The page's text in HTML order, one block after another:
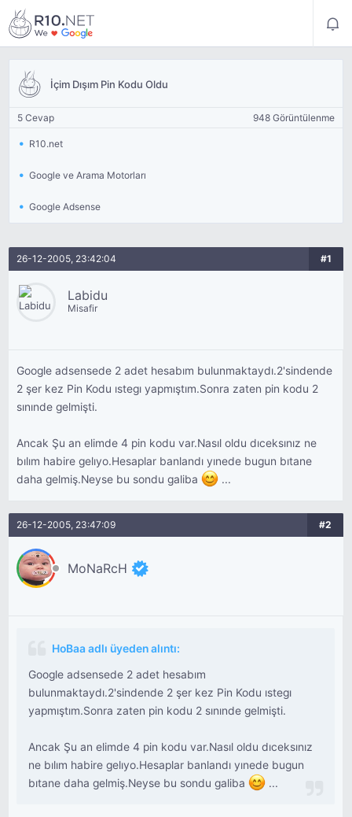
İçim Dışım Pin Kodu Oldu
5 Cevap 948 Görüntülenme
R10.net
Google ve Arama Motorları
Google Adsense
26-12-2005, 23:42:04 #1
Labidu
Misafir
Google adsensede 2 adet hesabım bulunmaktaydı.2'sindende
2 şer kez Pin Kodu ıstegı yapmıştım.Sonra zaten pin kodu 2
sınınde gelmişti.
Ancak Şu an elimde 4 pin kodu var.Nasıl oldu dıceksınız ne
bılım habire gelıyo.Hesaplar banlandı yınede bugun bıtane
daha gelmiş.Neyse bu sondu galiba
...
26-12-2005, 23:47:09 #2
MoNaRcH
HoBaa adlı üyeden alıntı:
Google adsensede 2 adet hesabım
bulunmaktaydı.2'sindende 2 şer kez Pin Kodu ıstegı
yapmıştım.Sonra zaten pin kodu 2 sınınde gelmişti.
Ancak Şu an elimde 4 pin kodu var.Nasıl oldu dıceksınız
ne bılım habire gelıyo.Hesaplar banlandı yınede bugun
bıtane daha gelmiş.Neyse bu sondu galiba
...